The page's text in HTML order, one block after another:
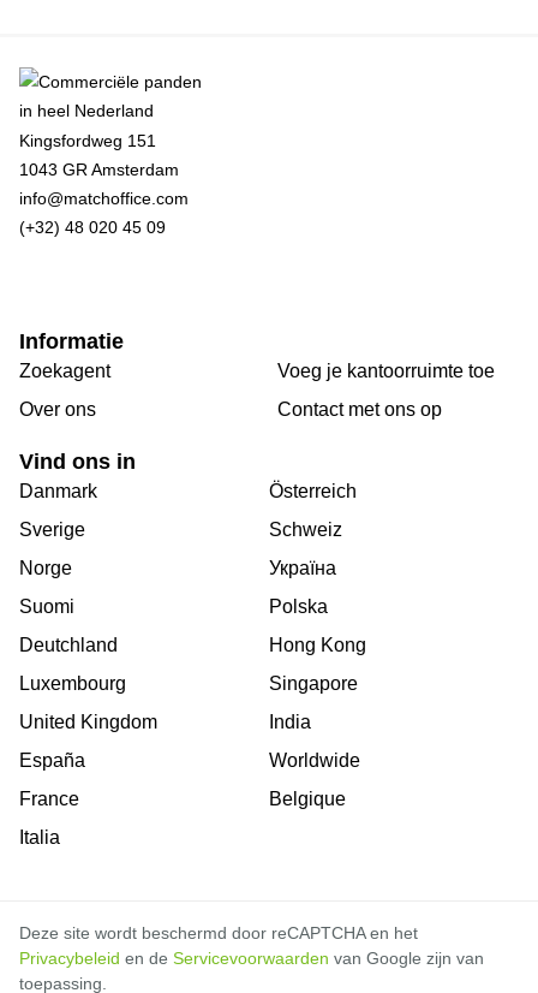
Kingsfordweg 151
1043 GR Amsterdam
info@matchoffice.com
(+32) 48 020 45 09
Informatie
Zoekagent
Over ons
Voeg je kantoorruimte toe
Сontact met ons op
Vind ons in
Danmark
Sverige
Norge
Suomi
Deutchland
Luxembourg
United Kingdom
España
France
Italia
Österreich
Schweiz
Україна
Polska
Hong Kong
Singapore
India
Worldwide
Belgique
Deze site wordt beschermd door reCAPTCHA en het
Privacybeleid en de Servicevoorwaarden van Google zijn van
toepassing.